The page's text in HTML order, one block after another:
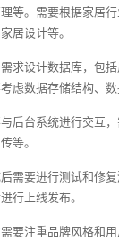
等。需要根据家居
居设计等。
求设计数据库，包
虑数据存储结构、数
后台系统进行交互，
等。
需要进行测试和修
行上线发布。
需要注重品牌风格和